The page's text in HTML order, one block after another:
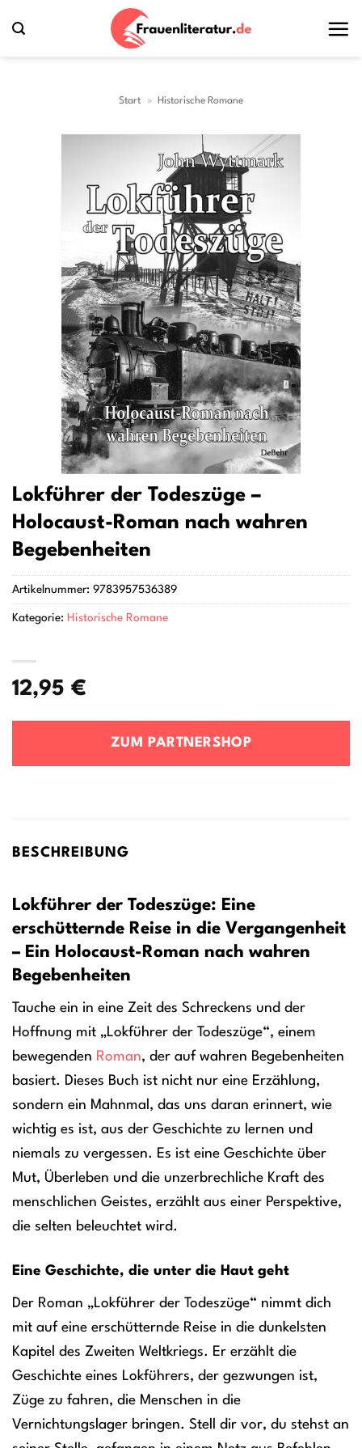
Inhalt
Start » Historische Romane
Lokführer der Todeszüge –
Holocaust-Roman nach wahren
Begebenheiten
12,95 €
ZUM PARTNERSHOP
Artikelnummer: 9783957536389
Kategorie: Historische Romane
BESCHREIBUNG
Lokführer der Todeszüge: Eine
erschütternde Reise in die Vergangenheit
– Ein Holocaust-Roman nach wahren
Begebenheiten
Tauche ein in eine Zeit des Schreckens und der
Hoffnung mit „Lokführer der Todeszüge“, einem
bewegenden Roman, der auf wahren Begebenheiten
basiert. Dieses Buch ist nicht nur eine Erzählung,
sondern ein Mahnmal, das uns daran erinnert, wie
wichtig es ist, aus der Geschichte zu lernen und
niemals zu vergessen. Es ist eine Geschichte über
Mut, Überleben und die unzerbrechliche Kraft des
menschlichen Geistes, erzählt aus einer Perspektive,
die selten beleuchtet wird.
Eine Geschichte, die unter die Haut geht
Der Roman „Lokführer der Todeszüge“ nimmt dich
mit auf eine erschütternde Reise in die dunkelsten
Kapitel des Zweiten Weltkriegs. Er erzählt die
Geschichte eines Lokführers, der gezwungen ist,
Züge zu fahren, die Menschen in die
Vernichtungslager bringen. Stell dir vor, du stehst an